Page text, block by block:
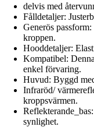
delvis med
Fålldetaljer:
Generös
kroppen.
Hooddetaljer:
Kompatibel:
enkel förvaring.
Huvud: Byggd
Infraröd/
kroppsvärmen.
synlighet.